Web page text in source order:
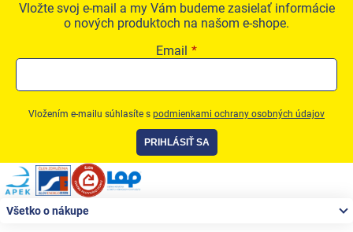
Vložte svoj e-mail a my Vám budeme zasielať informácie
o nových produktoch na našom e-shope.
Email
Vložením e-mailu súhlasíte s podmienkami ochrany osobných údajov
PRIHLÁSIŤ SA
Zápätie
Všetko o nákupe